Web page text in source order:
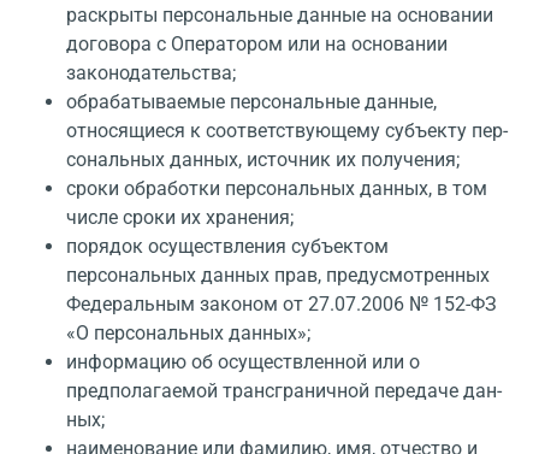
раскрыты персональные данные на основании
договора с Оператором или на осно­вании
законодательства;
обрабатываемые персональные данные,
относящиеся к соответствующему субъекту пер­
сональных данных, источник их получения;
сроки обработки персональных данных, в том
числе сроки их хранения;
порядок осуществления субъектом
персональных данных прав, предусмотренных
Феде­ральным законом от 27.07.2006 № 152-ФЗ
«О персональных данных»;
информацию об осуществленной или о
предполагаемой трансграничной передаче дан­
ных;
наименование или фамилию, имя, отчество и